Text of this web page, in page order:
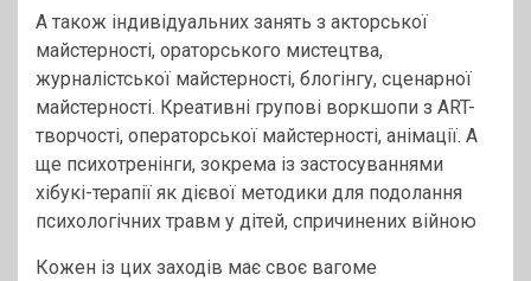
А також індивідуальних занять з акторської
майстерності, ораторського мистецтва,
журналістської майстерності, блогінгу, сценарної
майстерності. Креативні групові воркшопи з ART-
творчості, операторської майстерності, анімації. А
ще психотренінги, зокрема із застосуваннями
хібукі-терапії як дієвої методики для подолання
психологічних травм у дітей, спричинених війною
Кожен із цих заходів має своє вагоме